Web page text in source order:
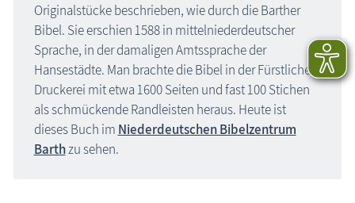
Originalstücke beschrieben, wie durch die Barther
Bibel. Sie erschien 1588 in mittelniederdeutscher
Sprache, in der damaligen Amtssprache der
Hansestädte. Man brachte die Bibel in der Fürstlichen
Druckerei mit etwa 1600 Seiten und fast 100 Stichen
als schmückende Randleisten heraus. Heute ist
dieses Buch im Niederdeutschen Bibelzentrum
Barthzu sehen.